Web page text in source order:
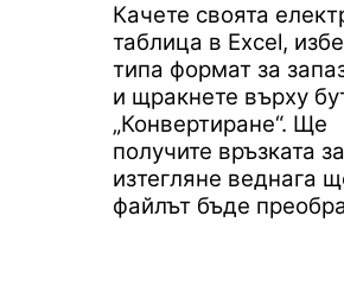
Качете своята
таблица в Excel,
типа формат за
и щракнете върху
„Конвертиране“. Ще
получите връзката за
изтегляне веднага
файлът бъде